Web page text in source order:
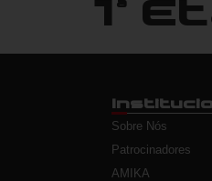
1ª
Sobre Nós
Patrocinadores
AMIKA